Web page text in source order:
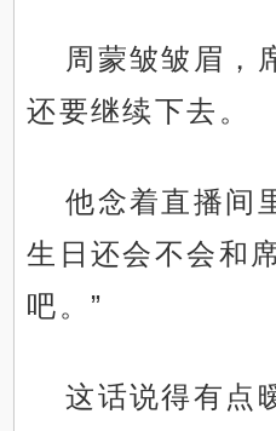
周蒙皱皱眉，
还要继续下去。
他念着直播间
生日还会不会和
吧。”
这话说得有点